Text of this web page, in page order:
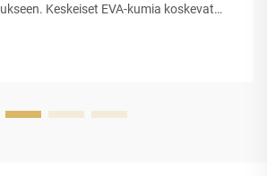
Keskeiset EVA-kumia koskevat
tekevät siitä...